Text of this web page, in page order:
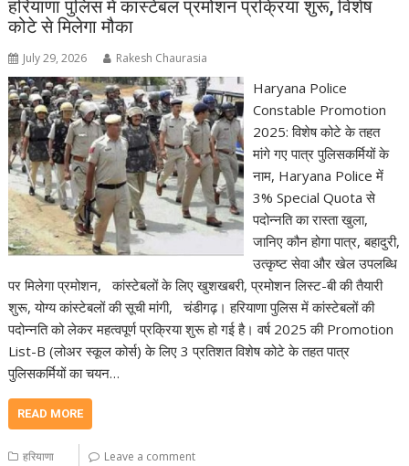
हरियाणा पुलिस में कांस्टेबल प्रमोशन प्रक्रिया शुरू, विशेष
कोटे से मिलेगा मौका
July 29, 2026 Rakesh Chaurasia
Haryana Police
Constable Promotion
2025: विशेष कोटे के तहत
मांगे गए पात्र पुलिसकर्मियों के
नाम, Haryana Police में
3% Special Quota से
पदोन्नति का रास्ता खुला,
जानिए कौन होगा पात्र, बहादुरी,
उत्कृष्ट सेवा और खेल उपलब्धि
पर मिलेगा प्रमोशन, कांस्टेबलों के लिए खुशखबरी, प्रमोशन लिस्ट-बी की तैयारी
शुरू, योग्य कांस्टेबलों की सूची मांगी, चंडीगढ़। हरियाणा पुलिस में कांस्टेबलों की
पदोन्नति को लेकर महत्वपूर्ण प्रक्रिया शुरू हो गई है। वर्ष 2025 की Promotion
List-B (लोअर स्कूल कोर्स) के लिए 3 प्रतिशत विशेष कोटे के तहत पात्र
पुलिसकर्मियों का चयन…
READ MORE
हरियाणा Leave a comment